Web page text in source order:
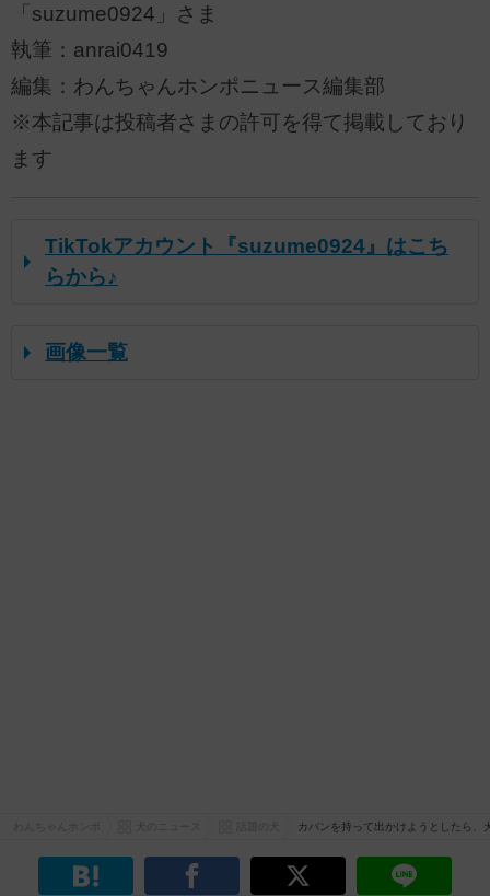
「suzume0924」さま
執筆：anrai0419
編集：わんちゃんホンポニュース編集部
※本記事は投稿者さまの許可を得て掲載しており
ます
TikTokアカウント『suzume0924』はこち
らから♪
画像一覧
カバンを持って出かけようとしたら